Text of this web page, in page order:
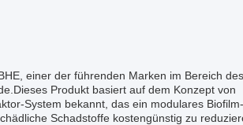
einer der führenden Marken im Bereich des
Produkt basiert auf dem Konzept von
System bekannt, das ein modulares Biofilm-
Schadstoffe kostengünstig zu